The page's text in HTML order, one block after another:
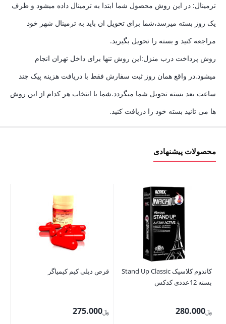
ترمینال: در این روش محصول شما ابتدا به ترمینال داده میشود و ظرف
یک روز بسته میرسد،شما برای تحویل ان باید به ترمینال شهر خود
مراجعه کنید و بسته را تحویل بگیرید.
روش پرداخت درب منزل:این روش تنها برای داخل تهران انجام
میشود.در واقع همان روز ثبت سفارش فقط با دریافت هزینه پیک چند
ساعت بعد بسته تحویل شما میگردد.شما با انتخاب هر کدام از این روش
ها می تانید بسته خود را دریافت کنید.
محصولات پیشنهادی
کاندوم کلاسیک Stand Up Classic
بسته 12عددی کدکس
﷼280.000
قرص دیلی کیم کیمیاگر
﷼275.000